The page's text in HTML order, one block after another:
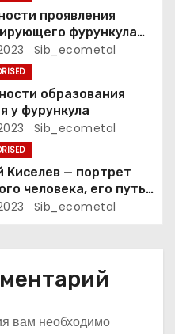
проявления
фурункула
10Sib_ecometal
образования
у фурункула
Sib_ecometal
Киселев — портрет
человека, его путь
личное счастье
Sib_ecometal
вам необходимо